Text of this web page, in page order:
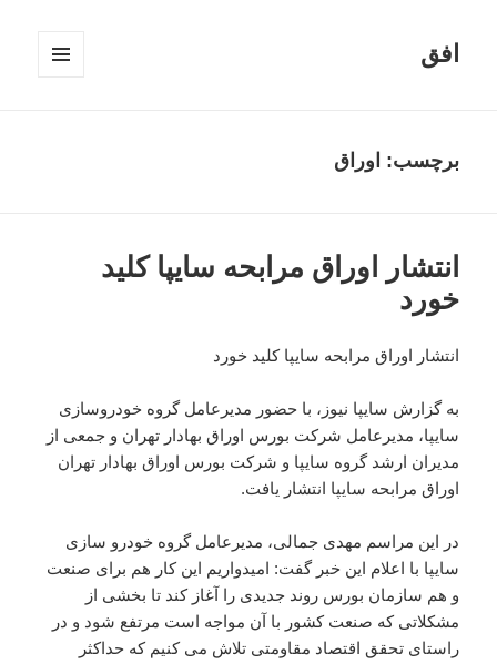
افق
برچسب: اوراق
انتشار اوراق مرابحه سایپا کلید
خورد
انتشار اوراق مرابحه سایپا کلید خورد
به گزارش سایپا نیوز، با حضور مدیرعامل گروه خودروسازی
سایپا، مدیرعامل شرکت بورس اوراق بهادار تهران و جمعی از
مدیران ارشد گروه سایپا و شرکت بورس اوراق بهادار تهران
اوراق مرابحه سایپا انتشار یافت.
در این مراسم مهدی جمالی، مدیرعامل گروه خودرو سازی
سایپا با اعلام این خبر گفت: امیدواریم این کار هم برای صنعت
و هم سازمان بورس روند جدیدی را آغاز کند تا بخشی از
مشکلاتی که صنعت کشور با آن مواجه است مرتفع شود و در
راستای تحقق اقتصاد مقاومتی تلاش می کنیم که حداکثر